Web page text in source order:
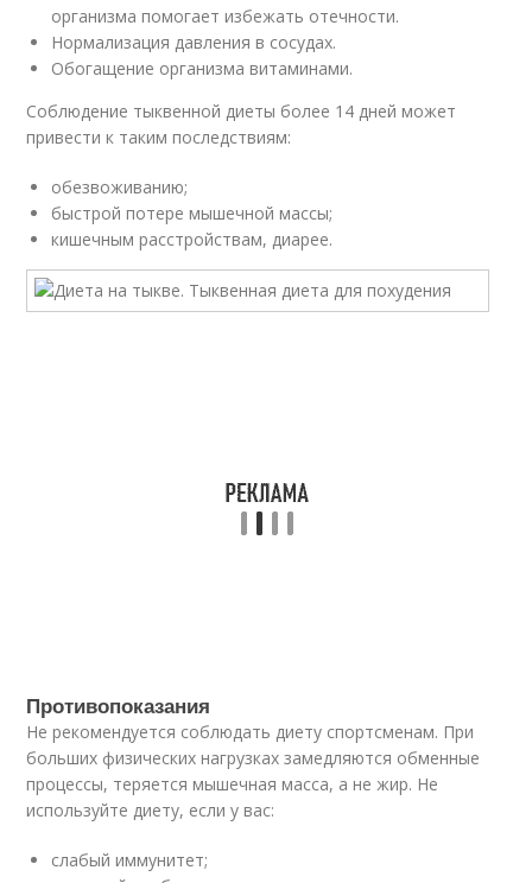
организма помогает избежать отечности.
Нормализация давления в сосудах.
Обогащение организма витаминами.
Соблюдение тыквенной диеты более 14 дней может
привести к таким последствиям:
обезвоживанию;
быстрой потере мышечной массы;
кишечным расстройствам, диарее.
Противопоказания
Не рекомендуется соблюдать диету спортсменам. При
больших физических нагрузках замедляются обменные
процессы, теряется мышечная масса, а не жир. Не
используйте диету, если у вас:
слабый иммунитет;